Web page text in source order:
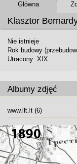
Klasztor
Główna
Nie istnieje
Rok budowy
Utracony: XIX
Albumy zdjęć
www.llt.lt (6)